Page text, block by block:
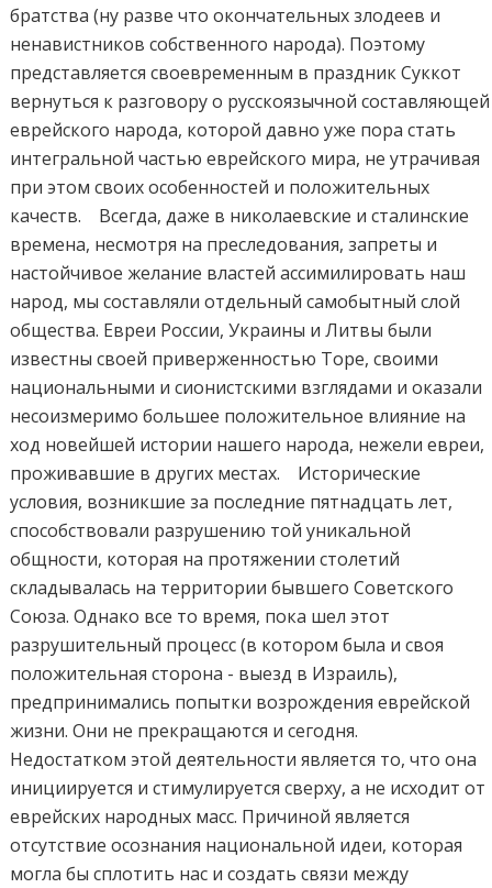
братства (ну разве что окончательных злодеев и
ненавистников собственного народа). Поэтому
представляется своевременным в праздник Суккот
вернуться к разговору о русскоязычной составляющей
еврейского народа, которой давно уже пора стать
интегральной частью еврейского мира, не утрачивая
при этом своих особенностей и положительных
качеств. Всегда, даже в николаевские и сталинские
времена, несмотря на преследования, запреты и
настойчивое желание властей ассимилировать наш
народ, мы составляли отдельный самобытный слой
общества. Евреи России, Украины и Литвы были
известны своей приверженностью Торе, своими
национальными и сионистскими взглядами и оказали
несоизмеримо большее положительное влияние на
ход новейшей истории нашего народа, нежели евреи,
проживавшие в других местах. Исторические
условия, возникшие за последние пятнадцать лет,
способствовали разрушению той уникальной
общности, которая на протяжении столетий
складывалась на территории бывшего Советского
Союза. Однако все то время, пока шел этот
разрушительный процесс (в котором была и своя
положительная сторона - выезд в Израиль),
предпринимались попытки возрождения еврейской
жизни. Они не прекращаются и сегодня.
Недостатком этой деятельности является то, что она
инициируется и стимулируется сверху, а не исходит от
еврейских народных масс. Причиной является
отсутствие осознания национальной идеи, которая
могла бы сплотить нас и создать связи между